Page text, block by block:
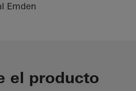
Emden
el producto